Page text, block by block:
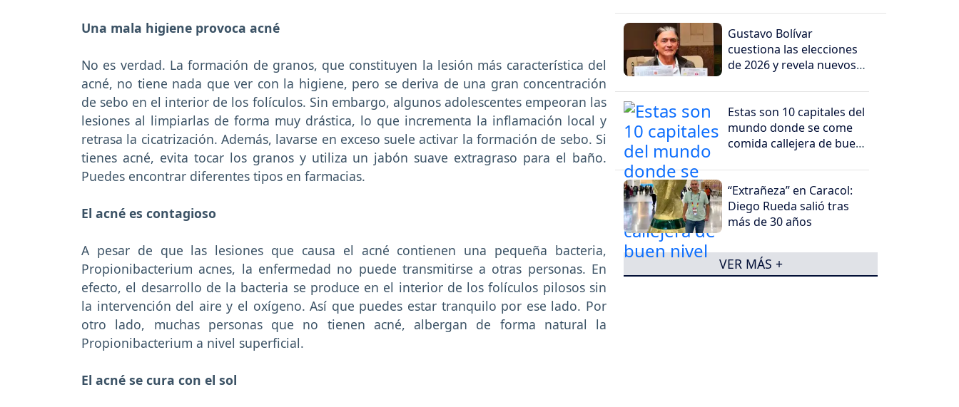
Una mala higiene provoca acné
No es verdad. La formación de granos, que constituyen la lesión más característica del
acné, no tiene nada que ver con la higiene, pero se deriva de una gran concentración
de sebo en el interior de los folículos. Sin embargo, algunos adolescentes empeoran las
lesiones al limpiarlas de forma muy drástica, lo que incrementa la inflamación local y
retrasa la cicatrización. Además, lavarse en exceso suele activar la formación de sebo. Si
tienes acné, evita tocar los granos y utiliza un jabón suave extragraso para el baño.
Puedes encontrar diferentes tipos en farmacias.
El acné es contagioso
A pesar de que las lesiones que causa el acné contienen una pequeña bacteria,
Propionibacterium acnes, la enfermedad no puede transmitirse a otras personas. En
efecto, el desarrollo de la bacteria se produce en el interior de los folículos pilosos sin
la intervención del aire y el oxígeno. Así que puedes estar tranquilo por ese lado. Por
otro lado, muchas personas que no tienen acné, albergan de forma natural la
Propionibacterium a nivel superficial.
El acné se cura con el sol
Gustavo Bolívar
cuestiona las elecciones
de 2026 y revela nuevos
fraude
Estas son 10 capitales del
mundo donde se come
comida callejera de buen
“Extrañeza” en Caracol:
Diego Rueda salió tras
más de 30 años
VER MÁS +